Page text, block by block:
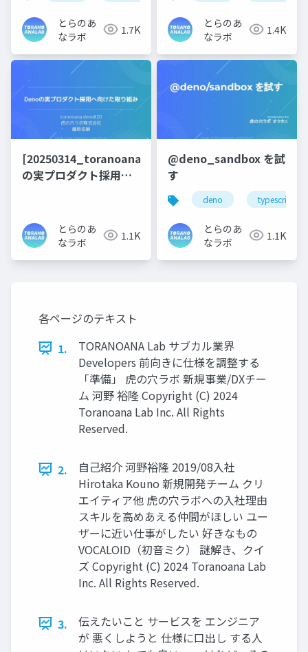
とらのあ
なラボ
1.7K
とらのあ
なラボ
1.4K
[20250314_toranoana.deno#20]_Deno
の実プロダクト採用へ
とらのあ
なラボ
1.1K
@deno_sandbox を試
す
deno typescript
とらのあ
なラボ
1.1K
各ページのテキスト
1.
TORANOANA Lab サブカル業界
Developers 前向きに仕様を調整する
「準備」 虎の穴ラボ 新規事業/DXチー
ム 河野 裕隆 Copyright (C) 2024
Toranoana Lab Inc. All Rights
Reserved.
2.
自己紹介 河野裕隆 2019/08入社
Hirotaka Kouno 新規開発チーム クリ
エイティア他 虎の穴ラボへの入社理由
スキルを高めあえる仲間がほしい ユー
ザーに近い仕事がしたい 好きなもの
VOCALOID（初音ミク） 謎解き、クイ
ズ Copyright (C) 2024 Toranoana Lab
Inc. All Rights Reserved.
3.
伝えたいこと サービスを エンジニア
が 悪くしようと 仕様に口出し する人